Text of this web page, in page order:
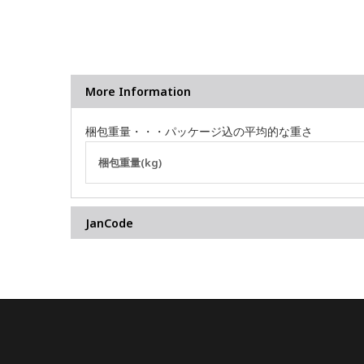
More Information
梱包重量・・・パッケージ込の平均的な重さ
他
の
情
梱包重量(kg)
JanCode